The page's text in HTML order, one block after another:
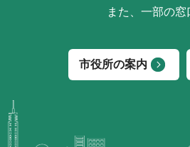
また、一部の窓
市役所の案内